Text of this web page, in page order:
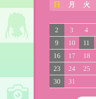
日 月 火
2
3 4
9
10 11
16
17 18
23
24 25
30
31